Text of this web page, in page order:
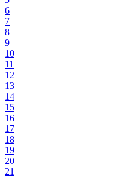
6
7
8
9
10
11
12
13
14
15
16
17
18
19
20
21